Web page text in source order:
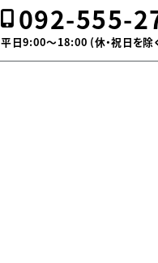
092-555-
平日9:00〜18:00 (休・祝日を除